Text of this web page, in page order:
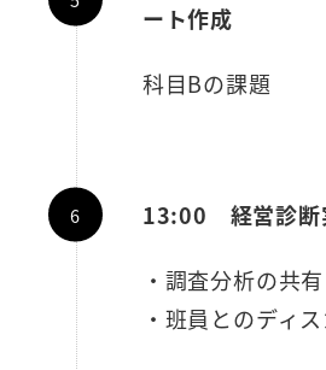
ート作成
科目Bの課題
13:00 経営診断
・調査分析の共有
・班員とのディ